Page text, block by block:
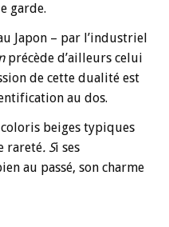
garde.
Japon – par l’industriel
précède d’ailleurs celui
de cette dualité est
au dos.
coloris beiges typiques
rareté. Si ses
au passé, son charme